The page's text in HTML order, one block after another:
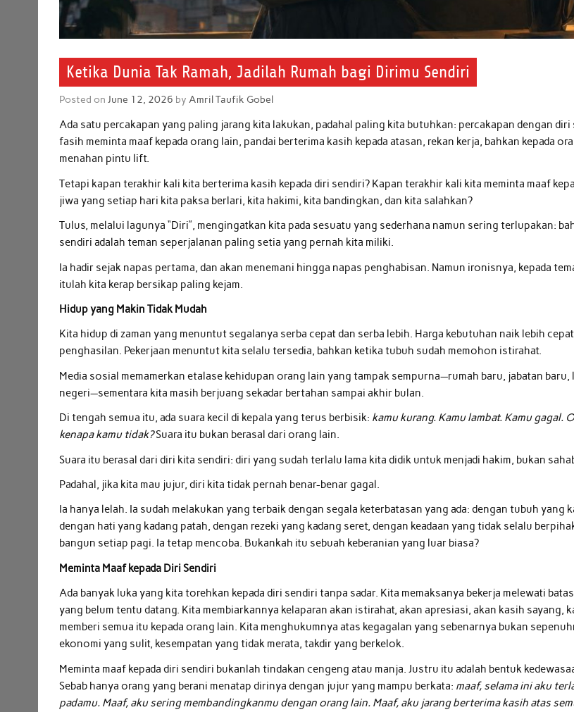
Ketika Dunia Tak Ramah, Jadilah Rumah bagi Dirimu Sendiri
Posted onJune 12, 2026 byAmril Taufik Gobel
Ada satu percakapan yang paling jarang kita lakukan, padahal paling kita butuhkan: percakapan dengan diri
fasih meminta maaf kepada orang lain, pandai berterima kasih kepada atasan, rekan kerja, bahkan kepada
menahan pintu lift.
Tetapi kapan terakhir kali kita berterima kasih kepada diri sendiri? Kapan terakhir kali kita meminta maaf
jiwa yang setiap hari kita paksa berlari, kita hakimi, kita bandingkan, dan kita salahkan?
Tulus, melalui lagunya “Diri”, mengingatkan kita pada sesuatu yang sederhana namun sering terlupakan:
sendiri adalah teman seperjalanan paling setia yang pernah kita miliki.
Ia hadir sejak napas pertama, dan akan menemani hingga napas penghabisan. Namun ironisnya, kepada
itulah kita kerap bersikap paling kejam.
Hidup yang Makin Tidak Mudah
Kita hidup di zaman yang menuntut segalanya serba cepat dan serba lebih. Harga kebutuhan naik lebih
penghasilan. Pekerjaan menuntut kita selalu tersedia, bahkan ketika tubuh sudah memohon istirahat.
Media sosial memamerkan etalase kehidupan orang lain yang tampak sempurna—rumah baru, jabatan baru,
negeri—sementara kita masih berjuang sekadar bertahan sampai akhir bulan.
Di tengah semua itu, ada suara kecil di kepala yang terus berbisik: kamu kurang. Kamu lambat. Kamu gagal.
kenapa kamu tidak?Suara itu bukan berasal dari orang lain.
Suara itu berasal dari diri kita sendiri: diri yang sudah terlalu lama kita didik untuk menjadi hakim, bukan
Padahal, jika kita mau jujur, diri kita tidak pernah benar-benar gagal.
Ia hanya lelah. Ia sudah melakukan yang terbaik dengan segala keterbatasan yang ada: dengan tubuh yang
dengan hati yang kadang patah, dengan rezeki yang kadang seret, dengan keadaan yang tidak selalu
bangun setiap pagi. Ia tetap mencoba. Bukankah itu sebuah keberanian yang luar biasa?
Meminta Maaf kepada Diri Sendiri
Ada banyak luka yang kita torehkan kepada diri sendiri tanpa sadar. Kita memaksanya bekerja melewati
yang belum tentu datang. Kita membiarkannya kelaparan akan istirahat, akan apresiasi, akan kasih sayang,
memberi semua itu kepada orang lain. Kita menghukumnya atas kegagalan yang sebenarnya bukan
ekonomi yang sulit, kesempatan yang tidak merata, takdir yang berkelok.
Meminta maaf kepada diri sendiri bukanlah tindakan cengeng atau manja. Justru itu adalah bentuk
Sebab hanya orang yang berani menatap dirinya dengan jujur yang mampu berkata: maaf, selama ini aku
padamu. Maaf, aku sering membandingkanmu dengan orang lain. Maaf, aku jarang berterima kasih atas